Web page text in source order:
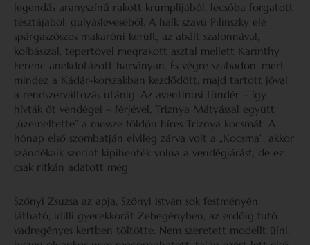
legendás aranyszínű rakott krumplijából, lecsóba forgatott
tésztájából, gulyásleveséből. A halk szavú Pilinszky elé
spárgaszószos makaróni került, az abált szalonnával,
kolbásszal, tepertővel megrakott asztal mellett Karinthy
Ferenc anekdotázott harsányan. És végre szabadon, mert
mindez a Kádár-korszakban kezdődött, majd tartott jóval
a rendszerváltozás utánig. Az aventinusi tündér – így
hívták őt vendégei – férjével, Triznya Mátyással együtt
„üzemeltette” a messze földön híres Triznya kocsmát. A
hónap első szombatján elvileg zárva volt a „Kocsma”, akkor
szándékaik szerint kipihenték volna a vendégjárást, de ez
csak ritkán adatott meg.
Szőnyi Zsuzsa az apja, Szőnyi István sok festményén
látható, idilli gyerekkorát Zebegényben, az erdőig futó
vadregényes kertben töltötte. Nem szeretett modellt ülni,